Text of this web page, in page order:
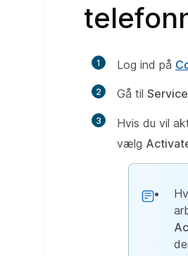
1 Log ind på
2 Gå til
3 Hvis du vil
vælg